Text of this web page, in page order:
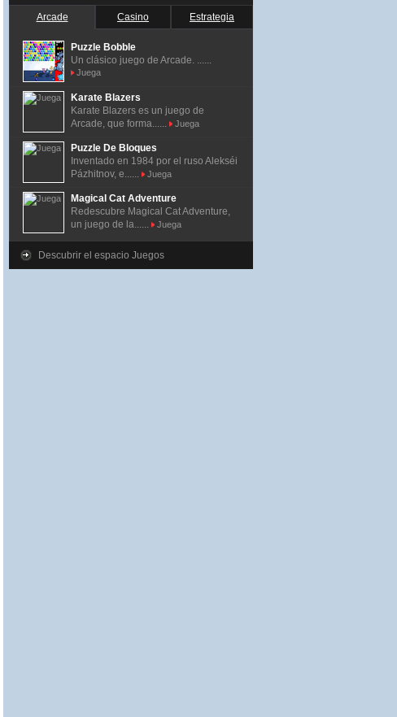
Arcade Casino Estrategia
Puzzle Bobble
Un clásico juego de Arcade. ......
Juega
Karate Blazers
Karate Blazers es un juego de
Arcade, que forma......
Juega
Puzzle De Bloques
Inventado en 1984 por el ruso Alekséi
Pázhitnov, e......
Juega
Magical Cat Adventure
Redescubre Magical Cat Adventure,
un juego de la......
Juega
Descubrir el espacio Juegos